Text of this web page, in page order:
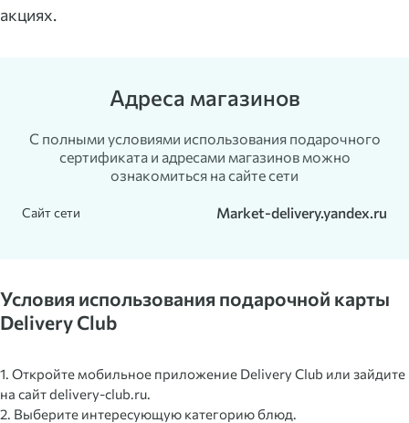
акциях.
Адреса магазинов
С полными условиями использования подарочного
сертификата и адресами магазинов можно
ознакомиться на сайте сети
Сайт сети Market-delivery.yandex.ru
Условия использования подарочной карты
Delivery Club
1. Откройте мобильное приложение Delivery Club или зайдите
на сайт delivery-club.ru.
2. Выберите интересующую категорию блюд.